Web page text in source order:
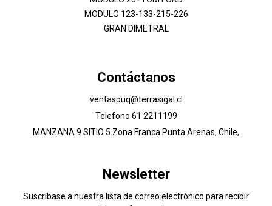
MODULO 123-133-215-226
GRAN DIMETRAL
Contáctanos
ventaspuq@terrasigal.cl
Telefono 61 2211199
MANZANA 9 SITIO 5 Zona Franca Punta Arenas, Chile,
Newsletter
Suscríbase a nuestra lista de correo electrónico para recibir